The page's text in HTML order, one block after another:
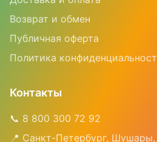
Возврат и обмен
Публичная оферта
Политика
Контакты
📞 8 800 300 72 92
📍 Санкт-Петербург,